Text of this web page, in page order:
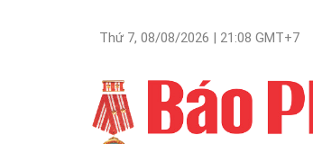
Thứ 7, 08/08/2026 | 21:08 GMT+7